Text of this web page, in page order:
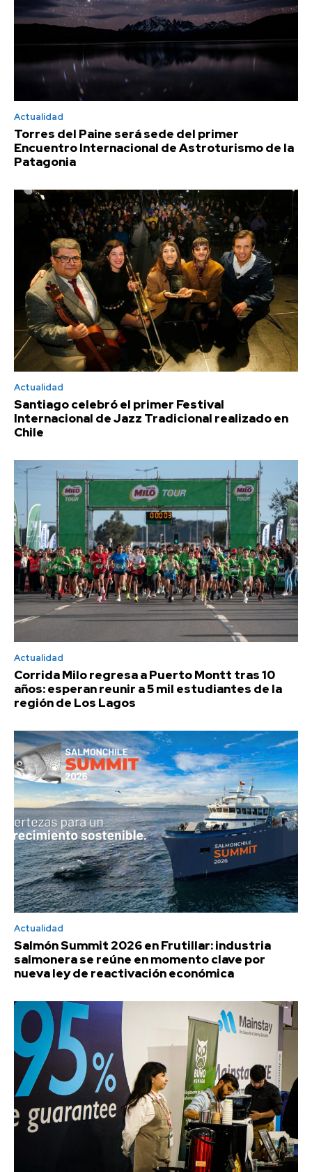
Actualidad
Torres del Paine será sede del primer
Encuentro Internacional de Astroturismo de la
Patagonia
Actualidad
Santiago celebró el primer Festival
Internacional de Jazz Tradicional realizado en
Chile
Actualidad
Corrida Milo regresa a Puerto Montt tras 10
años: esperan reunir a 5 mil estudiantes de la
región de Los Lagos
Actualidad
Salmón Summit 2026 en Frutillar: industria
salmonera se reúne en momento clave por
nueva ley de reactivación económica